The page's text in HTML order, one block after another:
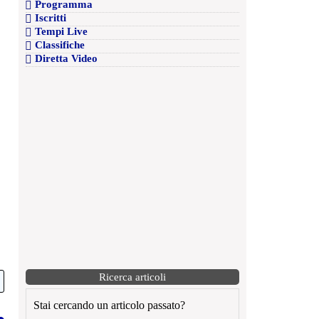
Programma
Iscritti
Tempi Live
Classifiche
Diretta Video
Ricerca articoli
Stai cercando un articolo passato?